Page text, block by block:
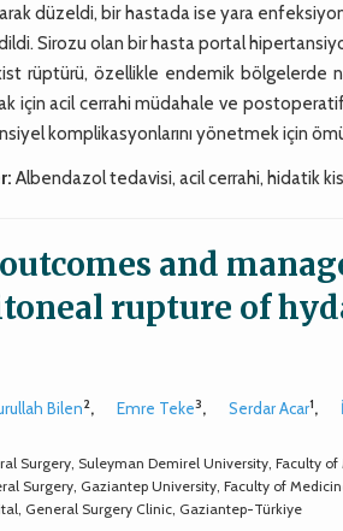
düzeldi, bir hastada ise yara
Sirozu olan bir hasta portal
rüptürü, özellikle endemik
için acil cerrahi müdahale ve
komplikasyonlarını yönetmek için
Albendazol tedavisi, acil cerrahi, hidatik
and
rupture of
Bilen2, Emre Teke3, Serdar Acar1,
Surgery, Suleyman Demirel University, Faculty
Surgery, Gaziantep University, Faculty of
General Surgery Clinic, Gaziantep-Türkiye